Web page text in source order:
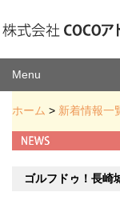
Menu
ホーム > 新着情報一
ゴルフドゥ！長崎